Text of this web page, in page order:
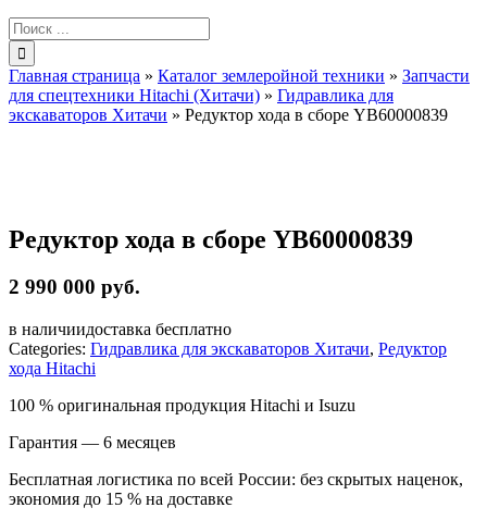
Результат
поиска:
Главная страница » Каталог землеройной техники » Запчасти
для спецтехники Hitachi (Хитачи) » Гидравлика для
экскаваторов Хитачи » Редуктор хода в сборе YB60000839
Редуктор хода в сборе YB60000839
2 990 000 руб.
в наличиидоставка бесплатно
Categories: Гидравлика для экскаваторов Хитачи, Редуктор
хода Hitachi
100 % оригинальная продукция Hitachi и Isuzu
Гарантия — 6 месяцев
Бесплатная логистика по всей России: без скрытых наценок,
экономия до 15 % на доставке